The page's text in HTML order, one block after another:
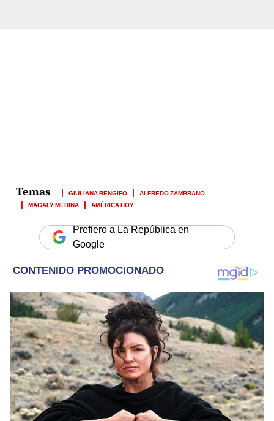
GIULIANA RENGIFO
ALFREDO ZAMBRANO
MAGALY MEDINA
AMÉRICA HOY
Prefiero a La República en
Google